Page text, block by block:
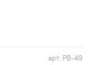
арт. PB-49